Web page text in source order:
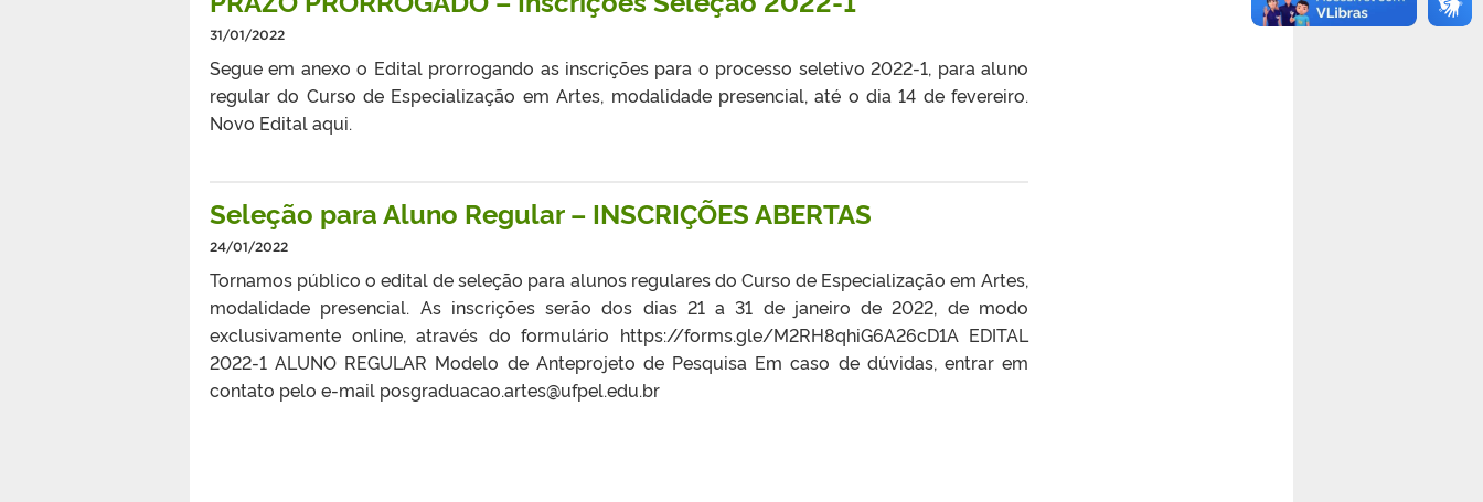
31/01/2022
Segue em anexo o Edital prorrogando as inscrições para o processo seletivo 2022-1, para aluno
regular do Curso de Especialização em Artes, modalidade presencial, até o dia 14 de fevereiro.
Novo Edital aqui.
Seleção para Aluno Regular – INSCRIÇÕES ABERTAS
24/01/2022
Tornamos público o edital de seleção para alunos regulares do Curso de Especialização em Artes,
modalidade presencial. As inscrições serão dos dias 21 a 31 de janeiro de 2022, de modo
exclusivamente online, através do formulário https://forms.gle/M2RH8qhiG6A26cD1A EDITAL
2022-1 ALUNO REGULAR Modelo de Anteprojeto de Pesquisa Em caso de dúvidas, entrar em
contato pelo e-mail posgraduacao.artes@ufpel.edu.br